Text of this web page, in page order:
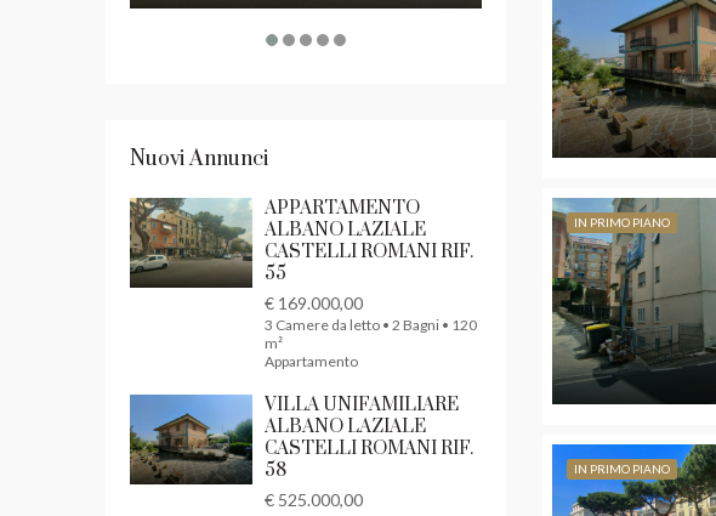
IN PRIMO PIANO
IN PRIMO PIANO
Nuovi Annunci
APPARTAMENTO
ALBANO LAZIALE
CASTELLI ROMANI RIF.
55
€ 169.000,00
3 Camere da letto • 2 Bagni • 120
m²
Appartamento
VILLA UNIFAMILIARE
ALBANO LAZIALE
CASTELLI ROMANI RIF.
58
€ 525.000,00